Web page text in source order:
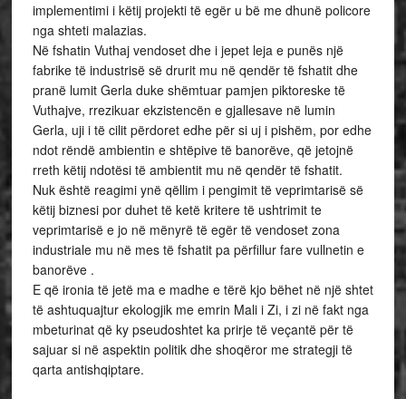
implementimi i këtij projekti të egër u bë me dhunë policore
nga shteti malazias.
Në fshatin Vuthaj vendoset dhe i jepet leja e punës një
fabrike të industrisë së drurit mu në qendër të fshatit dhe
pranë lumit Gerla duke shëmtuar pamjen piktoreske të
Vuthajve, rrezikuar ekzistencën e gjallesave në lumin
Gerla, uji i të cilit përdoret edhe për si uj i pishëm, por edhe
ndot rëndë ambientin e shtëpive të banorëve, që jetojnë
rreth këtij ndotësi të ambientit mu në qendër të fshatit.
Nuk është reagimi ynë qëllim i pengimit të veprimtarisë së
këtij biznesi por duhet të ketë kritere të ushtrimit te
veprimtarisë e jo në mënyrë të egër të vendoset zona
industriale mu në mes të fshatit pa përfillur fare vullnetin e
banorëve .
E që ironia të jetë ma e madhe e tërë kjo bëhet në një shtet
të ashtuquajtur ekologjik me emrin Mali i Zi, i zi në fakt nga
mbeturinat që ky pseudoshtet ka prirje të veçantë për të
sajuar si në aspektin politik dhe shoqëror me strategji të
qarta antishqiptare.